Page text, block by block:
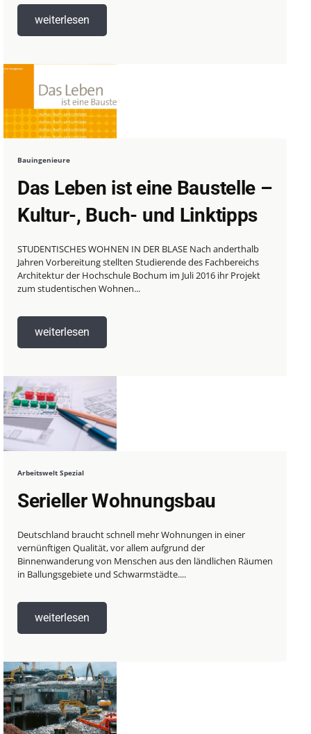
weiterlesen
Bauingenieure
Das Leben ist eine Baustelle –
Kultur-, Buch- und Linktipps
STUDENTISCHES WOHNEN IN DER BLASE Nach anderthalb
Jahren Vorbereitung stellten Studierende des Fachbereichs
Architektur der Hochschule Bochum im Juli 2016 ihr Projekt
zum studentischen Wohnen...
weiterlesen
Arbeitswelt Spezial
Serieller Wohnungsbau
Deutschland braucht schnell mehr Wohnungen in einer
vernünftigen Qualität, vor allem aufgrund der
Binnenwanderung von Menschen aus den ländlichen Räumen
in Ballungsgebiete und Schwarmstädte....
weiterlesen